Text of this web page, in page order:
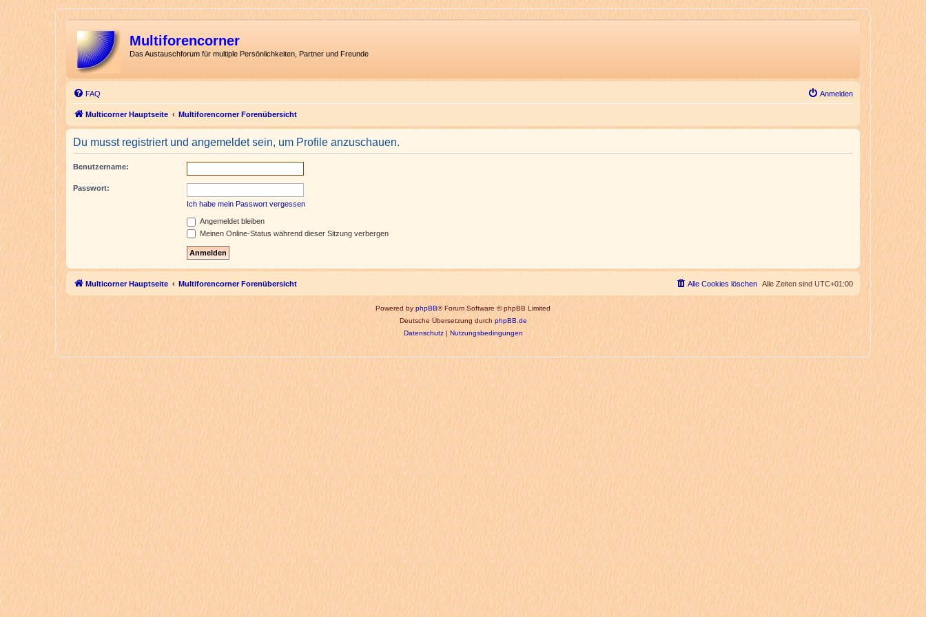
Multiforencorner
Das Austauschforum für multiple Persönlichkeiten, Partner und Freunde
FAQ Anmelden
Multicorner Hauptseite Multiforencorner Forenübersicht
Du musst registriert und angemeldet sein, um Profile anzuschauen.
Benutzername:
Passwort:
Ich habe mein Passwort vergessen
Angemeldet bleiben
Meinen Online-Status während dieser Sitzung verbergen
Multicorner Hauptseite Multiforencorner Forenübersicht Alle Zeiten sind UTC+01:00
Alle Cookies löschen
Powered byphpBB® Forum Software © phpBB Limited
Deutsche Übersetzung durchphpBB.de
Datenschutz|Nutzungsbedingungen